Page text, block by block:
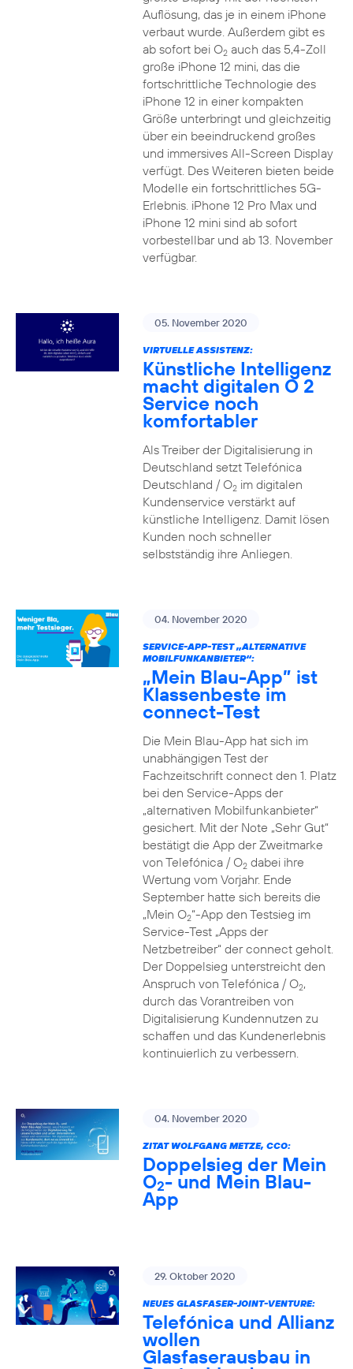
Auflösung, das je in einem iPhone
verbaut wurde. Außerdem gibt es
ab sofort bei O2auch das 5,4-Zoll
große iPhone 12 mini, das die
fortschrittliche Technologie des
iPhone 12 in einer kompakten
Größe unterbringt und gleichzeitig
über ein beeindruckend großes
und immersives All-Screen Display
verfügt. Des Weiteren bieten beide
Modelle ein fortschrittliches 5G-
Erlebnis. iPhone 12 Pro Max und
iPhone 12 mini sind ab sofort
vorbestellbar und ab 13. November
verfügbar.
05. November 2020
VIRTUELLE ASSISTENZ:
Künstliche Intelligenz
macht digitalen O 2
Service noch
komfortabler
Als Treiber der Digitalisierung in
Deutschland setzt Telefónica
Deutschland / O2im digitalen
Kundenservice verstärkt auf
künstliche Intelligenz. Damit lösen
Kunden noch schneller
selbstständig ihre Anliegen.
04. November 2020
SERVICE-APP-TEST „ALTERNATIVE
MOBILFUNKANBIETER“:
„Mein Blau-App” ist
Klassenbeste im
connect-Test
Die Mein Blau-App hat sich im
unabhängigen Test der
Fachzeitschrift connect den 1. Platz
bei den Service-Apps der
„alternativen Mobilfunkanbieter“
gesichert. Mit der Note „Sehr Gut“
bestätigt die App der Zweitmarke
von Telefónica / O2dabei ihre
Wertung vom Vorjahr. Ende
September hatte sich bereits die
„Mein O2“-App den Testsieg im
Service-Test „Apps der
Netzbetreiber“ der connect geholt.
Der Doppelsieg unterstreicht den
Anspruch von Telefónica / O2,
durch das Vorantreiben von
Digitalisierung Kundennutzen zu
schaffen und das Kundenerlebnis
kontinuierlich zu verbessern.
04. November 2020
ZITAT WOLFGANG METZE, CCO:
Doppelsieg der Mein
O2- und Mein Blau-
App
29. Oktober 2020
NEUES GLASFASER-JOINT-VENTURE:
Telefónica und Allianz
wollen
Glasfaserausbau in